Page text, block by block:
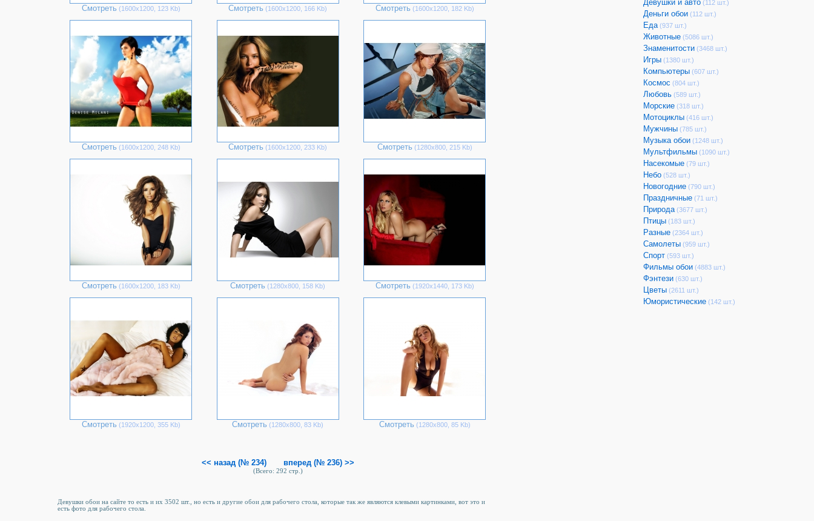
Смотреть (1600х1200, 123 Kb) Смотреть (1600х1200, 166 Kb) Смотреть (1600х1200, 182 Kb)
Смотреть (1600х1200, 248 Kb) Смотреть (1600х1200, 233 Kb) Смотреть (1280х800, 215 Kb)
Смотреть (1600х1200, 183 Kb) Смотреть (1280х800, 158 Kb) Смотреть (1920х1440, 173 Kb)
Смотреть (1920х1200, 355 Kb) Смотреть (1280х800, 83 Kb) Смотреть (1280х800, 85 Kb)
<< назад (№ 234) вперед (№ 236) >>
(Всего: 292 стр.)
Девушки обои на сайте то есть и их 3502 шт., но есть и другие обои для рабочего стола, которые так же являются клевыми картинками, вот это и
есть фото для рабочего стола.
Девушки и авто(112 шт.)
Деньги обои(112 шт.)
Еда(937 шт.)
Животные(5086 шт.)
Знаменитости(3468 шт.)
Игры(1380 шт.)
Компьютеры(607 шт.)
Космос (804 шт.)
Любовь(589 шт.)
Морские(318 шт.)
Мотоциклы(416 шт.)
Мужчины(785 шт.)
Музыка обои(1248 шт.)
Мультфильмы(1090 шт.)
Насекомые(79 шт.)
Небо(528 шт.)
Новогодние(790 шт.)
Праздничные(71 шт.)
Природа(3677 шт.)
Птицы(183 шт.)
Разные(2364 шт.)
Самолеты(959 шт.)
Спорт(593 шт.)
Фильмы обои(4883 шт.)
Фэнтези(630 шт.)
Цветы(2611 шт.)
Юмористические(142 шт.)